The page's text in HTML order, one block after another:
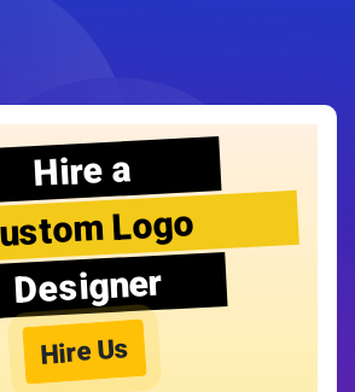
Hire a
Logo
Designer
Hire Us